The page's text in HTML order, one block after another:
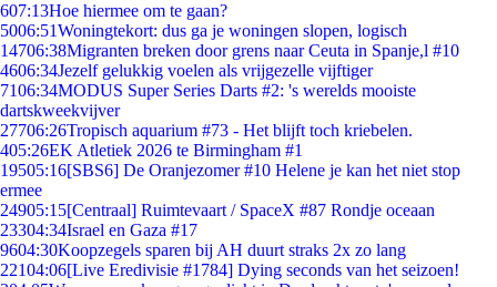
607:13Hoe hiermee om te gaan?
5006:51Woningtekort: dus ga je woningen slopen, logisch
14706:38Migranten breken door grens naar Ceuta in Spanje,l #10
4606:34Jezelf gelukkig voelen als vrijgezelle vijftiger
7106:34MODUS Super Series Darts #2: 's werelds mooiste
dartskweekvijver
27706:26Tropisch aquarium #73 - Het blijft toch kriebelen.
405:26EK Atletiek 2026 te Birmingham #1
19505:16[SBS6] De Oranjezomer #10 Helene je kan het niet stop
ermee
24905:15[Centraal] Ruimtevaart / SpaceX #87 Rondje oceaan
23304:34Israel en Gaza #17
9604:30Koopzegels sparen bij AH duurt straks 2x zo lang
22104:06[Live Eredivisie #1784] Dying seconds van het seizoen!